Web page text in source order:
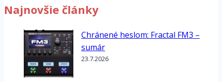
Najnovšie články
Chránené heslom: Fractal FM3 –
sumár
23.7.2026